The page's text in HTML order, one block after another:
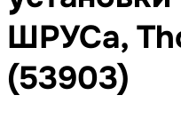
ШРУСа,
(53903)